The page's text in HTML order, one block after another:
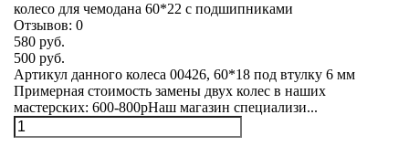
колесо для чемодана 60*22 с подшипниками
Отзывов: 0
580 руб.
500 руб.
Артикул данного колеса 00426, 60*18 под втулку 6 мм
Примерная стоимость замены двух колес в наших
мастерских: 600-800рНаш магазин специализи...